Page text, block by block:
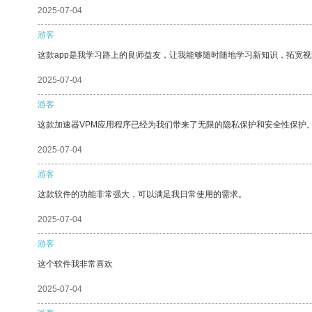
2025-07-04
游客
这款app是我学习路上的良师益友，让我能够随时随地学习新知识，拓宽
2025-07-04
游客
这款加速器VPM应用程序已经为我们带来了无限的隐私保护和安全性保护
2025-07-04
游客
这款软件的功能非常强大，可以满足我日常使用的需求。
2025-07-04
游客
这个软件我非常喜欢
2025-07-04